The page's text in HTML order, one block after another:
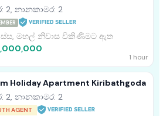
2, නානකාමර: 2
මහල් නිවාස විකිණීමට ඇත
1 hour
Holiday Apartment Kiribathgoda
2, නානකාමර: 2
AGENT